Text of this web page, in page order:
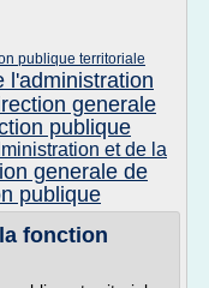
publique territoriale
l'administration
generale
publique
et de la
generale de
publique
fonction